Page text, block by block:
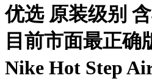
优选 原装级别
目前市面最正确
Nike Hot Step